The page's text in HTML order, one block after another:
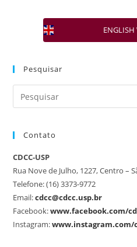
ENGLISH
Pesquisar
Contato
CDCC-USP
Rua Nove de Julho, 1227, Centro –
Telefone: (16) 3373-9772
Email:cdcc@cdcc.usp.br
Facebook:www.facebook.com/
Instagram:www.instagram.com/